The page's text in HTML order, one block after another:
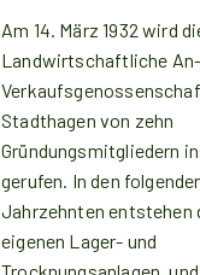
Am 14. März 1932 wird
Landwirtschaftliche
Stadthagen von zehn
Gründungsmitgliedern
gerufen. In den
Jahrzehnten entstehen
eigenen Lager- und